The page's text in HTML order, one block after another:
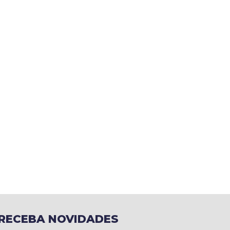
NOVIDADES